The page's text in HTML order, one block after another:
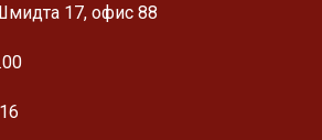
17, офис 88